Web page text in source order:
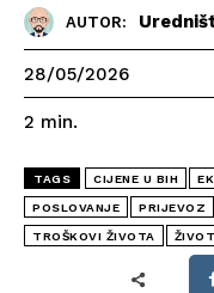
AUTOR:
28/05/2026
2 min.
TAGS CIJENE U BIH
POSLOVANJE PRIJEVOZ
TROŠKOVI ŽIVOTA